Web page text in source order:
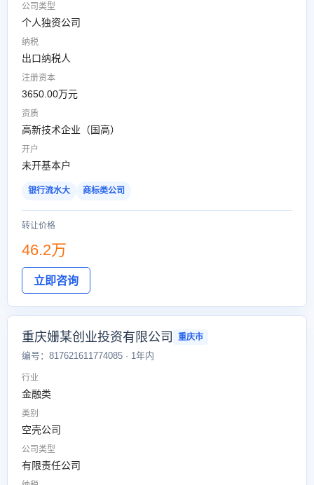
公司类型
个人独资公司
纳税
出口纳税人
注册资本
3650.00万元
资质
高新技术企业（国高）
开户
未开基本户
银行流水大 商标类公司
转让价格
46.2万
立即咨询
重庆姗某创业投资有限公司 重庆市
编号：817621611774085 · 1年内
行业
金融类
类别
空壳公司
公司类型
有限责任公司